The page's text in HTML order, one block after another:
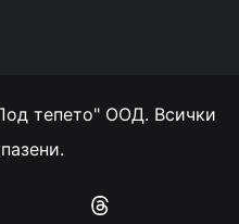
тепето" ООД. Всички
Instagram
RSS